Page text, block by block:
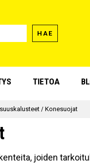
HAE
TIETOA
/Konesuojat
joiden